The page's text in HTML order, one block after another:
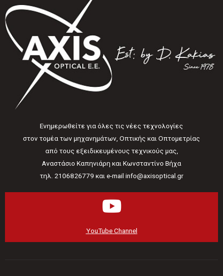
Ενημερωθείτε για όλες τις νέες τεχνολογίες
στον τομέα των μηχανημάτων, Οπτικής και Οπτομετρίας
από τους εξειδικευμένους τεχνικούς μας,
Αναστάσιο Καπηνιάρη και Κωνσταντίνο Βήχα
τηλ. 2106826779 και e-mail info@axisoptical.gr
YouTube Channel